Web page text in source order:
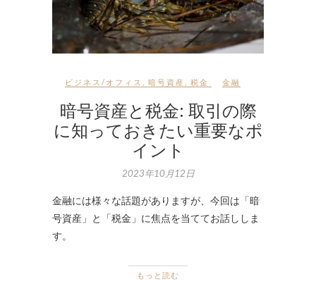
ビジネス/オフィス 暗号資産 税金 金融
暗号資産と税金: 取引の際
に知っておきたい重要なポ
イント
2023年10月12日
金融には様々な話題がありますが、今回は「暗
号資産」と「税金」に焦点を当ててお話ししま
す。
もっと読む